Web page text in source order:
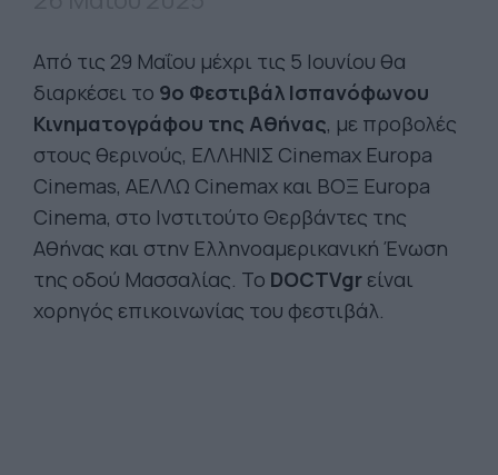
Από τις 29 Μαΐου μέχρι τις 5 Ιουνίου θα
διαρκέσει το 9ο Φεστιβάλ Ισπανόφωνου
Κινηματογράφου της Αθήνας, με προβολές
στους θερινούς, ΕΛΛΗΝΙΣ Cinemax Europa
Cinemas, ΑΕΛΛΩ Cinemax και ΒΟΞ Europa
Cinema, στο Ινστιτούτο Θερβάντες της
Αθήνας και στην Ελληνοαμερικανική Ένωση
της οδού Μασσαλίας. Το DOCTVgr είναι
χορηγός επικοινωνίας του φεστιβάλ.